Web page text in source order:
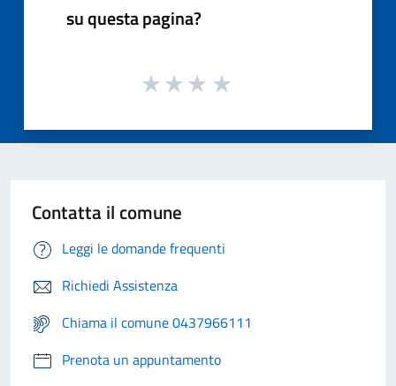
su questa pagina?
Contatta il comune
Leggi le domande frequenti
Richiedi Assistenza
Chiama il comune 0437966111
Prenota un appuntamento